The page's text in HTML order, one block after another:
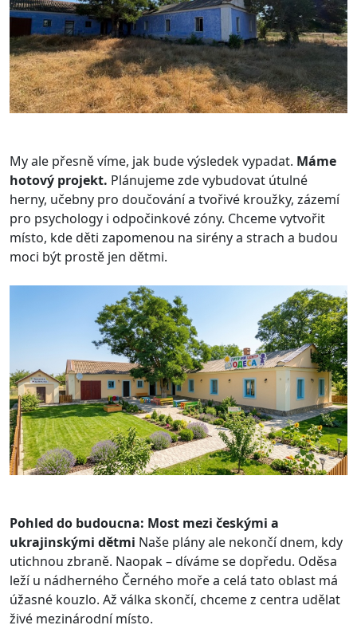
My ale přesně víme, jak bude výsledek vypadat. Máme
hotový projekt. Plánujeme zde vybudovat útulné
herny, učebny pro doučování a tvořivé kroužky, zázemí
pro psychology i odpočinkové zóny. Chceme vytvořit
místo, kde děti zapomenou na sirény a strach a budou
moci být prostě jen dětmi.
Pohled do budoucna: Most mezi českými a
ukrajinskými dětmi Naše plány ale nekončí dnem, kdy
utichnou zbraně. Naopak – díváme se dopředu. Oděsa
leží u nádherného Černého moře a celá tato oblast má
úžasné kouzlo. Až válka skončí, chceme z centra udělat
živé mezinárodní místo.